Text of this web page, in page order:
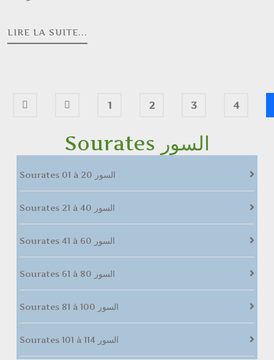
LIRE LA SUITE...
1 2 3 4
Sourates السور
Sourates 01 à 20 السور
Sourates 21 à 40 السور
Sourates 41 à 60 السور
Sourates 61 à 80 السور
Sourates 81 à 100 السور
Sourates 101 à 114 السور